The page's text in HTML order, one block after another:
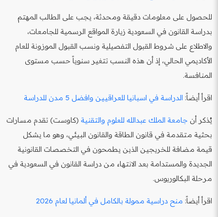
للحصول على معلومات دقيقة ومحدثة، يجب على الطالب المهتم
بدراسة القانون في السعودية زيارة المواقع الرسمية للجامعات،
والاطلاع على شروط القبول التفصيلية ونسب القبول الموزونة للعام
الأكاديمي الحالي، إذ أن هذه النسب تتغير سنوياً حسب مستوى
المنافسة.
اقرأ أيضاً: الدراسة في اسبانيا للعراقيين وافضل 5 مدن للدراسة
يُذكر أن جامعة الملك عبدالله للعلوم والتقنية (كاوست) تقدم مسارات
بحثية متقدمة في قانون الطاقة والقانون البيئي، وهو ما يشكل
قيمة مضافة للخريجين الذين يطمحون في التخصصات القانونية
الجديدة والمستدامة بعد الانتهاء من دراسة القانون في السعودية في
مرحلة البكالوريوس.
اقرأ أيضاً: منح دراسية ممولة بالكامل في ألمانيا لعام 2026